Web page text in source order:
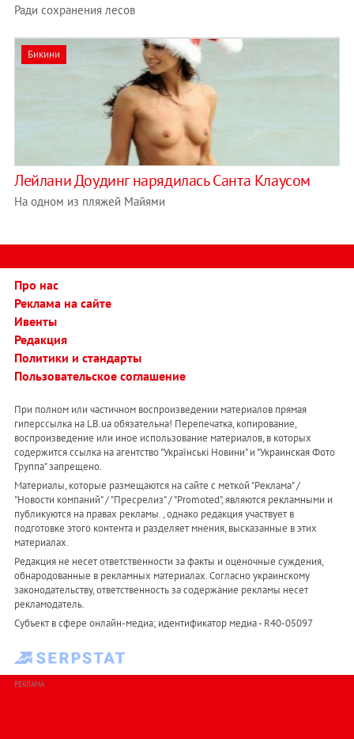
Ради сохранения лесов
Бикини
Лейлани Доудинг нарядилась Санта Клаусом
На одном из пляжей Майями
Про нас
Реклама на сайте
Ивенты
Редакция
Политики и стандарты
Пользовательское соглашение
При полном или частичном воспроизведении материалов прямая
гиперссылка на LB.ua обязательна! Перепечатка, копирование,
воспроизведение или иное использование материалов, в которых
содержится ссылка на агентство "Українськi Новини" и "Украинская Фото
Группа" запрещено.
Материалы, которые размещаются на сайте с меткой "Реклама" /
"Новости компаний" / "Пресрелиз" / "Promoted", являются рекламными и
публикуются на правах рекламы. , однако редакция участвует в
подготовке этого контента и разделяет мнения, высказанные в этих
материалах.
Редакция не несет ответственности за факты и оценочные суждения,
обнародованные в рекламных материалах. Согласно украинскому
законодательству, ответственность за содержание рекламы несет
рекламодатель.
Субъект в сфере онлайн-медиа; идентификатор медиа - R40-05097
РЕКЛАМА